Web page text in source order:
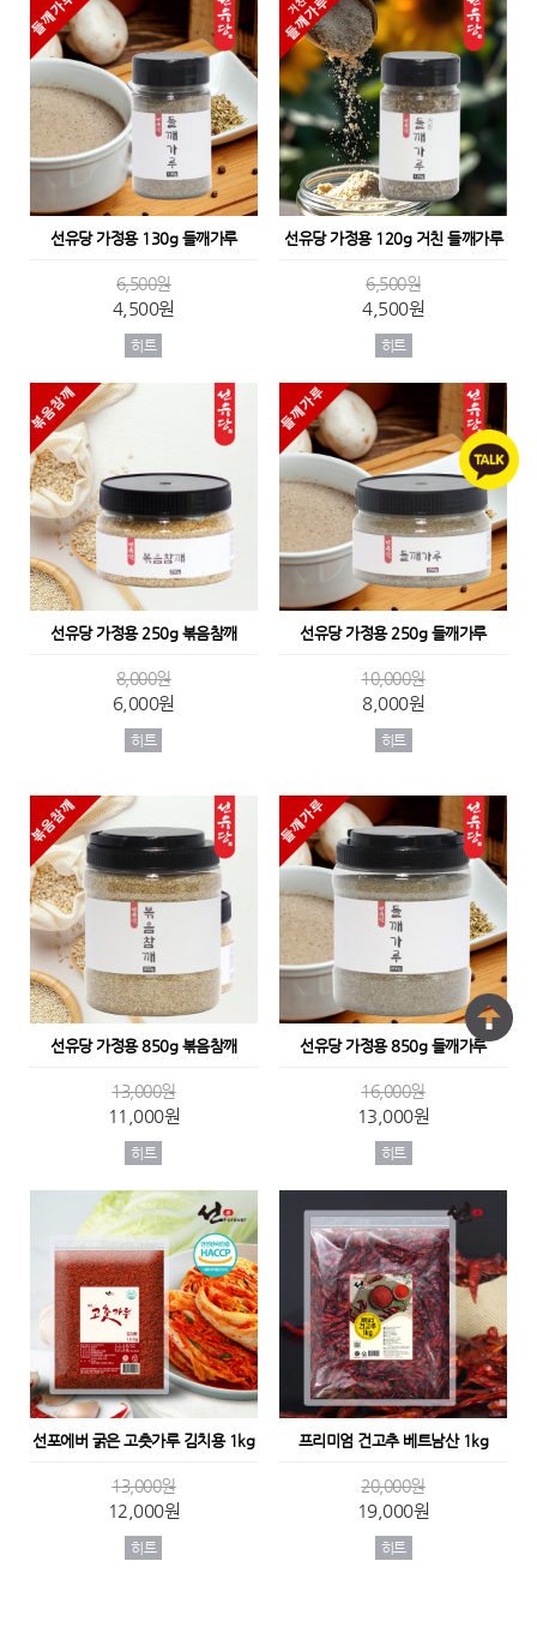
선유당 가정용 130g 들깨가루
6,500원
4,500원
히트
선유당 가정용 120g 거친 들깨가루
6,500원
4,500원
히트
선유당 가정용 250g 볶음참깨
8,000원
6,000원
히트
선유당 가정용 250g 들깨가루
10,000원
8,000원
히트
선유당 가정용 850g 볶음참깨
13,000원
11,000원
히트
선유당 가정용 850g 들깨가루
16,000원
13,000원
히트
선포에버 굵은 고춧가루 김치용 1kg
13,000원
12,000원
히트
프리미엄 건고추 베트남산 1kg
20,000원
19,000원
히트